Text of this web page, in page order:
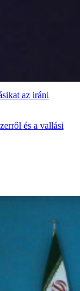
az iráni
és a vallási